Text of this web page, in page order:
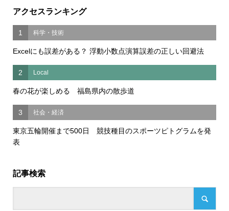
アクセスランキング
1 科学・技術
Excelにも誤差がある？ 浮動小数点演算誤差の正しい回避法
2 Local
春の花が楽しめる 福島県内の散歩道
3 社会・経済
東京五輪開催まで500日 競技種目のスポーツピトグラムを発
表
記事検索